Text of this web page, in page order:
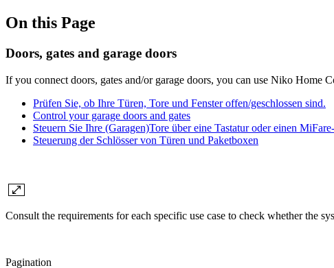
On this Page
Doors, gates and garage doors
If you connect doors, gates and/or garage doors, you can use Niko Home
Prüfen Sie, ob Ihre Türen, Tore und Fenster offen/geschlossen sind.
Control your garage doors and gates
Steuern Sie Ihre (Garagen)Tore über eine Tastatur oder einen
Steuerung der Schlösser von Türen und Paketboxen
Consult the requirements for each specific use case to check whether the
Pagination